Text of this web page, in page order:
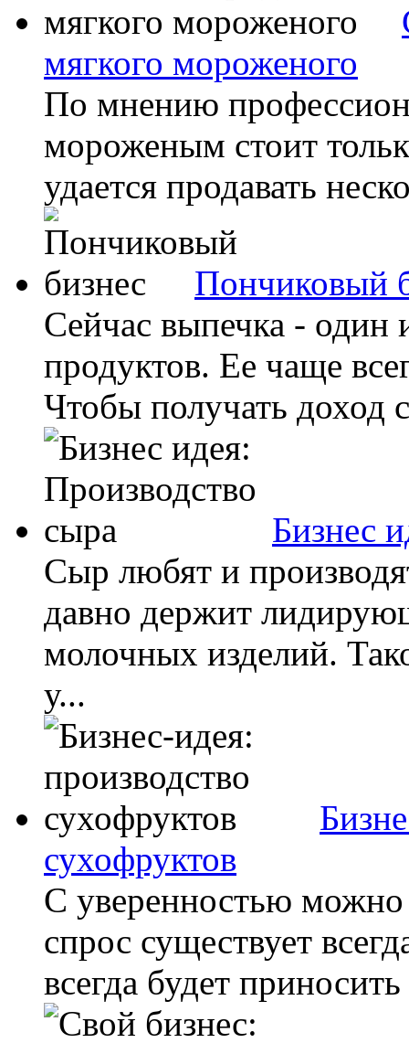
мягкого мороженого
По мнению
мороженым стоит
удается продавать
Пончиковый
Сейчас выпечка - один
продуктов. Ее чаще
Чтобы получать доход
Бизнес
Сыр любят и
давно держит
молочных изделий.
у...
сухофруктов
С уверенностью можно
спрос существует
всегда будет